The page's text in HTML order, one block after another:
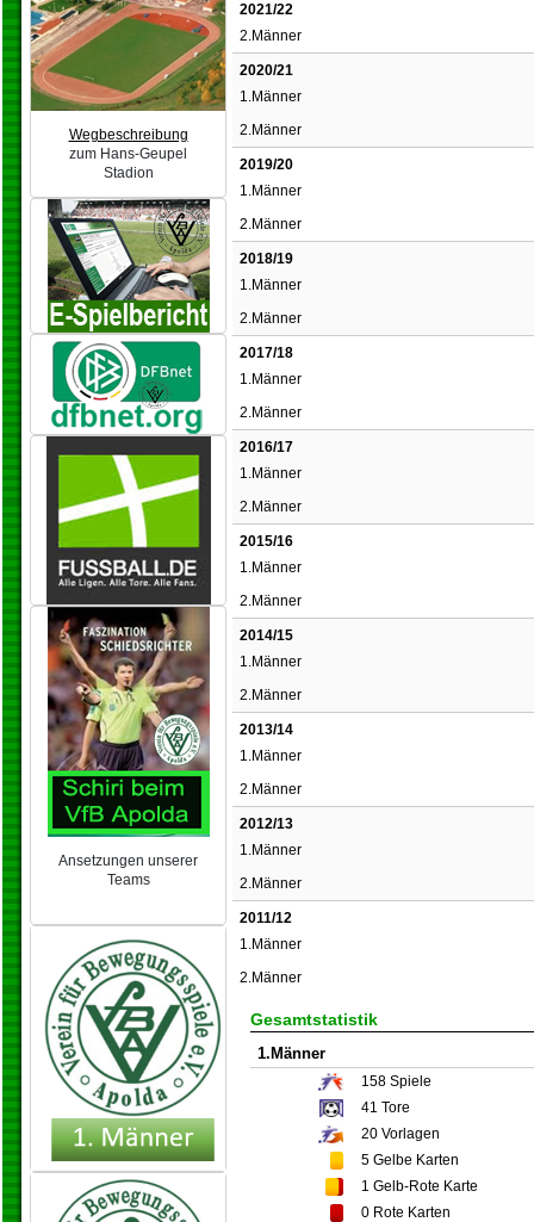
Wegbeschreibung
zum Hans-Geupel
Stadion
Ansetzungen unserer
Teams
2021/22
2.Männer
2020/21
1.Männer
2.Männer
2019/20
1.Männer
2.Männer
2018/19
1.Männer
2.Männer
2017/18
1.Männer
2.Männer
2016/17
1.Männer
2.Männer
2015/16
1.Männer
2.Männer
2014/15
1.Männer
2.Männer
2013/14
1.Männer
2.Männer
2012/13
1.Männer
2.Männer
2011/12
1.Männer
2.Männer
Gesamtstatistik
1.Männer
158 Spiele
41 Tore
20 Vorlagen
5 Gelbe Karten
1 Gelb-Rote Karte
0 Rote Karten